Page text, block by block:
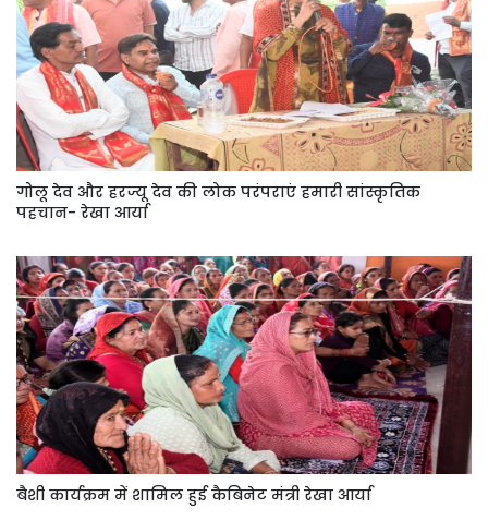
गोलू देव और हरज्यू देव की लोक परंपराएं हमारी सांस्कृतिक
पहचान- रेखा आर्या
बैशी कार्यक्रम में शामिल हुई कैबिनेट मंत्री रेखा आर्या